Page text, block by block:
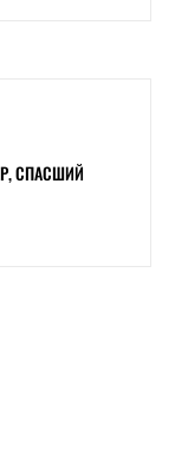
СПАСШИЙ